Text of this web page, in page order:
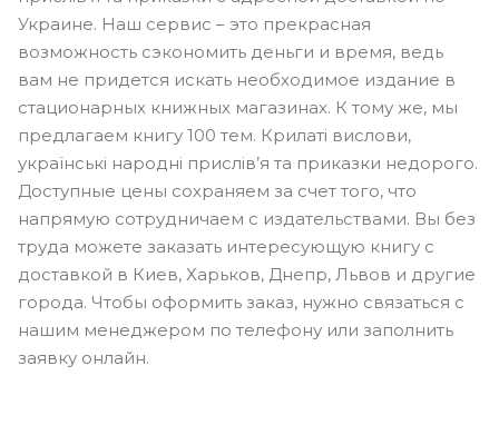
Украине. Наш сервис – это прекрасная
возможность сэкономить деньги и время, ведь
вам не придется искать необходимое издание в
стационарных книжных магазинах. К тому же, мы
предлагаем книгу 100 тем. Крилаті вислови,
українські народні прислів’я та приказки недорого.
Доступные цены сохраняем за счет того, что
напрямую сотрудничаем с издательствами. Вы без
труда можете заказать интересующую книгу с
доставкой в Киев, Харьков, Днепр, Львов и другие
города. Чтобы оформить заказ, нужно связаться с
нашим менеджером по телефону или заполнить
заявку онлайн.